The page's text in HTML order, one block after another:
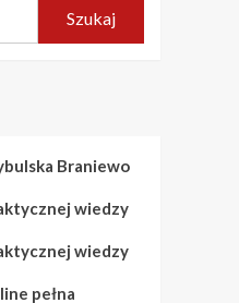
Szukaj
Braniewo
wiedzy
wiedzy
pełna